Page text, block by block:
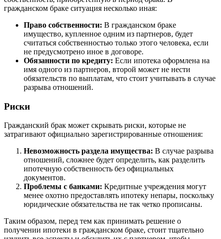
гражданском браке ситуация несколько иная:
Право собственности: В гражданском браке
имущество, купленное одним из партнеров, будет
считаться собственностью только этого человека, если
не предусмотрено иное в договоре.
Обязанности по кредиту: Если ипотека оформлена на
имя одного из партнеров, второй может не нести
обязательств по выплатам, что стоит учитывать в случае
разрыва отношений.
Риски
Гражданский брак может скрывать риски, которые не
затрагивают официально зарегистрированные отношения:
Невозможность раздела имущества: В случае разрыва
отношений, сложнее будет определить, как разделить
ипотечную собственность без официальных
документов.
Проблемы с банками: Кредитные учреждения могут
менее охотно предоставлять ипотеку непары, поскольку
юридические обязательства не так четко прописаны.
Таким образом, перед тем как принимать решение о
получении ипотеки в гражданском браке, стоит тщательно